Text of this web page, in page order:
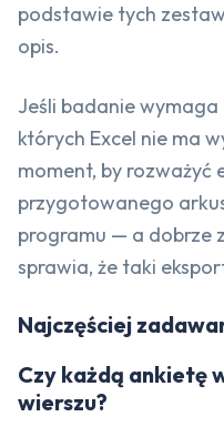
podstawie tych
opis.
Jeśli badanie
których Excel nie ma
moment, by rozważyć
przygotowanego
programu — a dobrze
sprawia, że taki
Najczęściej
Czy każdą ankietę
wierszu?